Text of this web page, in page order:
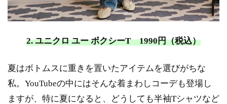
2. ユニクロ ユー ボクシーT 1990円（税込）
夏はボトムスに重きを置いたアイテムを選びがちな
私。YouTubeの中にはそんな着まわしコーデも登場し
ますが、特に夏になると、どうしても半袖Tシャツなど